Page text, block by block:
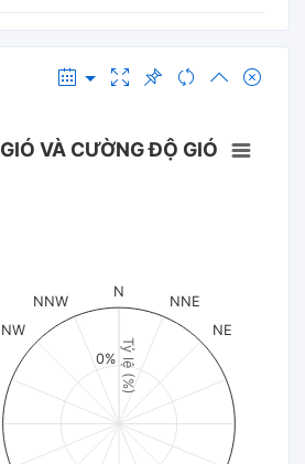
Tỷ lệ (%)
VÀ CƯỜNG ĐỘ GIÓ
N
NNE
NE
NW
NNW
0%